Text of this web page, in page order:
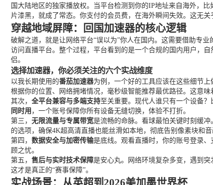
国大陆地区的独家播放权。当平台检测到你的IP地址来自海外，
片漆黑，就成了常态。你支付的会员费，在海外瞬间失效。这无关
穿越地域屏障：回国加速器的核心逻辑
破解之道，就是让网络平台“误以为”你人在国内。这需要借助专
访问直播平台。整个过程，平台看到的是一个合规的国内用户，
侣。
选择加速器，你必须关注的六个实战维度
以我长期使用的番茄加速器为例，一个好的工具应该在这些细节上
根据你的位置、网络拥堵情况，毫秒级智能推荐最优路径。这意
其次， 全平台兼容与多端支持至关重要。现代人谁只有一个设备？
同时用 ，一个账号保障你所有设备无缝切换，体验不打折。
第三， 无限流量与专属带宽是流畅的命脉。看球最怕关键时刻缓
的选项，确保4K超高清直播也能丝滑如本地，彻底告别像素块和音
第四， 数据安全与加密传输是底线。观看直播时，你的账号登录
顾之忧。
第五， 售后与实时技术保障是安心丸。网络环境复杂多变，遇到
这才是真正的“赛事保障”。
实战场景：从英超到2026美加墨世界杯